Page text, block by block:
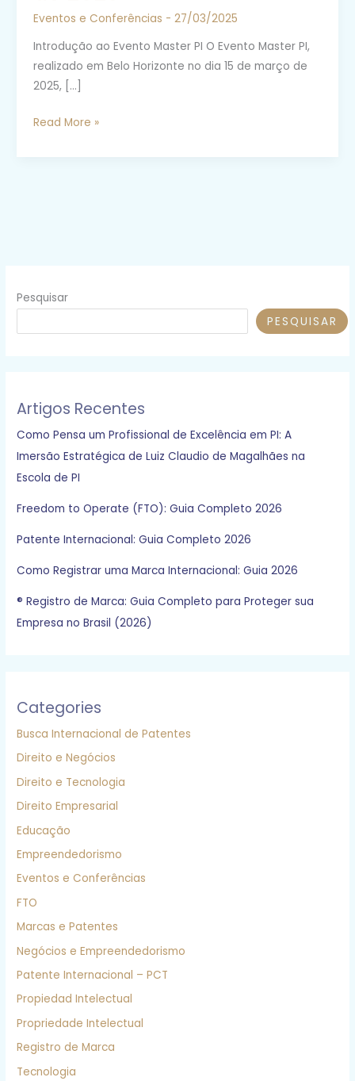
Eventos e Conferências - 27/03/2025
Introdução ao Evento Master PI O Evento Master PI,
realizado em Belo Horizonte no dia 15 de março de
2025, […]
Evento
PI
BH
março
de
2025
Read More »
Pesquisar
PESQUISAR
Artigos Recentes
Como Pensa um Profissional de Excelência em PI: A
Imersão Estratégica de Luiz Claudio de Magalhães na
Escola de PI
Freedom to Operate (FTO): Guia Completo 2026
Patente Internacional: Guia Completo 2026
Como Registrar uma Marca Internacional: Guia 2026
® Registro de Marca: Guia Completo para Proteger sua
Empresa no Brasil (2026)
Categories
Busca Internacional de Patentes
Direito e Negócios
Direito e Tecnologia
Direito Empresarial
Educação
Empreendedorismo
Eventos e Conferências
FTO
Marcas e Patentes
Negócios e Empreendedorismo
Patente Internacional – PCT
Propiedad Intelectual
Propriedade Intelectual
Registro de Marca
Tecnologia